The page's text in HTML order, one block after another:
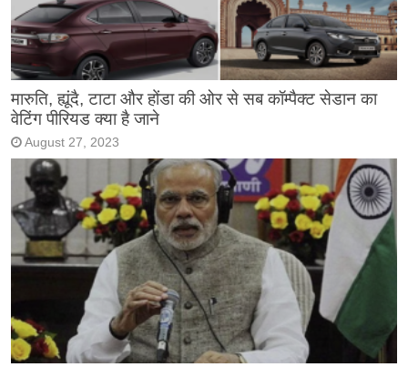
मारुति, ह्यूंदै, टाटा और होंडा की ओर से सब कॉम्पैक्ट सेडान का
वेटिंग पीरियड क्या है जाने
August 27, 2023